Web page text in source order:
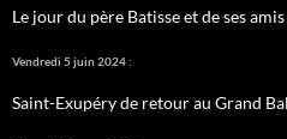
Le jour du père Batisse et de ses amis
Vendredi 5 juin 2024 :
Saint-Exupéry de retour au Grand